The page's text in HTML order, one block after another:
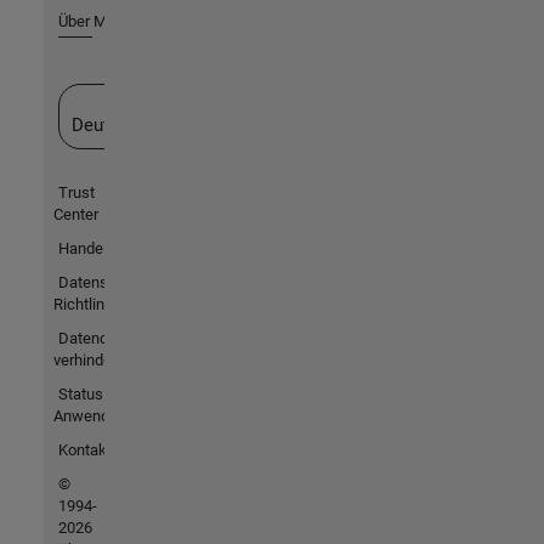
Über MathWorks
Deutschland
Trust
Center
Handelsmarken
Datenschutz-
Richtlinien
Datendiebstahl
verhindern
Status von
Anwendungen
Kontakt
©
1994-
2026